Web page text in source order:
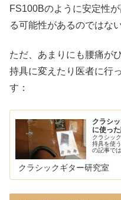
FS100Bのように安定性
る可能性があるのではな
ただ、あまりにも腰痛が
持具に変えたり医者に行
す：
クラシ
に使っ
クラシッ
持具を使
の記事で
しいもの
クラシックギター研究室